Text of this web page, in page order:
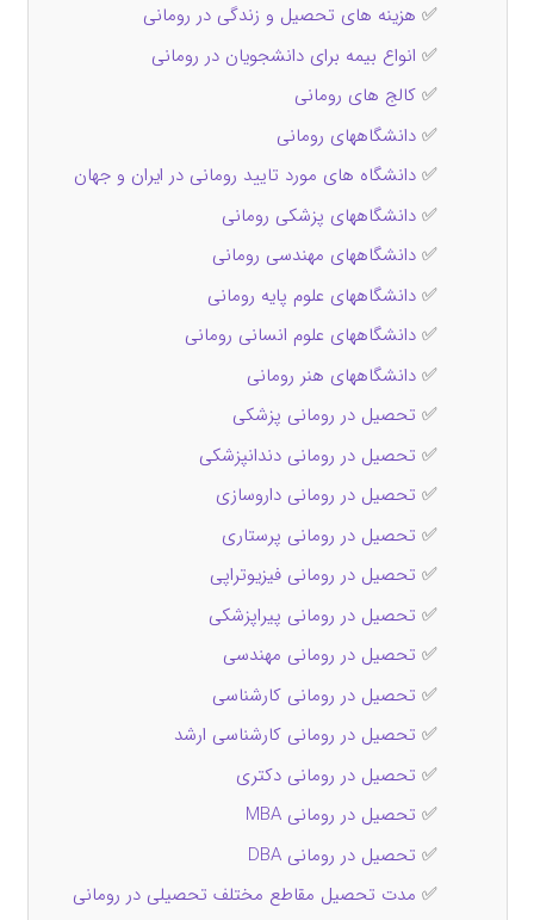
✅ هزینه‌ های تحصیل و زندگی در رومانی
✅ انواع بیمه برای دانشجویان در رومانی
✅ کالج های رومانی
✅ دانشگاههای رومانی
✅ دانشگاه های مورد تایید رومانی در ایران و جهان
✅ دانشگاههای پزشکی رومانی
✅ دانشگاههای مهندسی رومانی
✅ دانشگاههای علوم پایه رومانی
✅ دانشگاههای علوم انسانی رومانی
✅ دانشگاههای هنر رومانی
✅ تحصیل در رومانی پزشکی
✅ تحصیل در رومانی دندانپزشکی
✅ تحصیل در رومانی داروسازی
✅ تحصیل در رومانی پرستاری
✅ تحصیل در رومانی فیزیوتراپی
✅ تحصیل در رومانی پیراپزشکی
✅ تحصیل در رومانی مهندسی
✅ تحصیل در رومانی کارشناسی
✅ تحصیل در رومانی کارشناسی ارشد
✅ تحصیل در رومانی دکتری
✅ تحصیل در رومانی MBA
✅ تحصیل در رومانی DBA
✅ مدت تحصیل مقاطع مختلف تحصیلی در رومانی